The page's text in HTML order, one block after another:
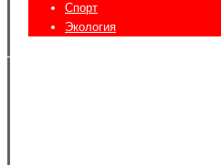
Спорт
Экология